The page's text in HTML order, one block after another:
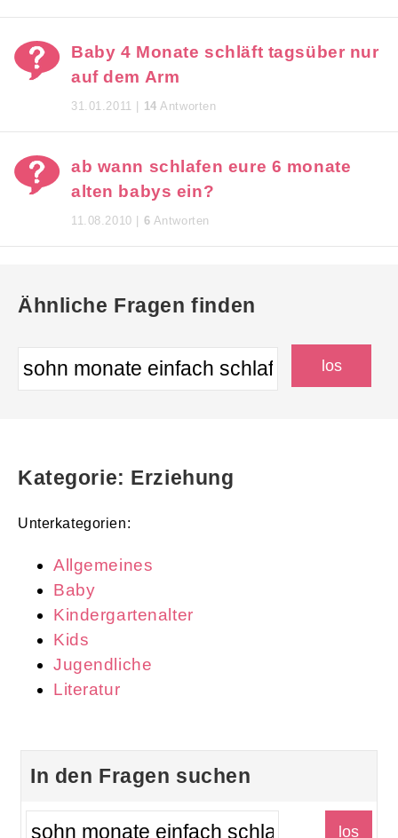
Baby 4 Monate schläft tagsüber nur
auf dem Arm
31.01.2011 | 14 Antworten
ab wann schlafen eure 6 monate
alten babys ein?
11.08.2010 | 6 Antworten
Ähnliche Fragen finden
Kategorie: Erziehung
Unterkategorien:
Allgemeines
Baby
Kindergartenalter
Kids
Jugendliche
Literatur
In den Fragen suchen